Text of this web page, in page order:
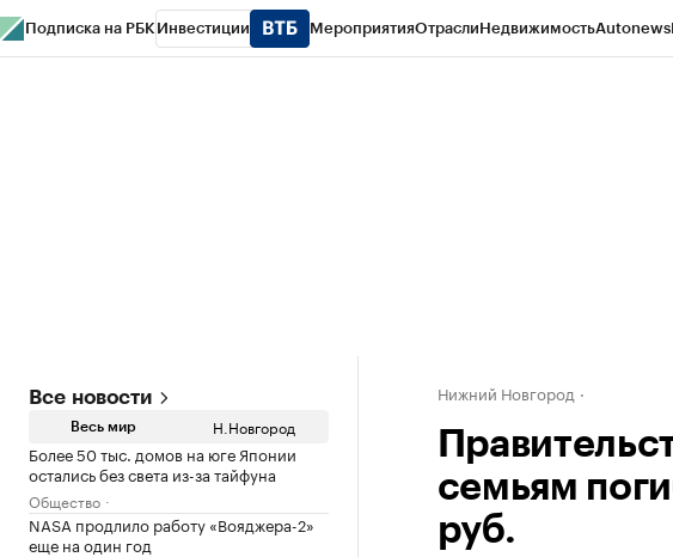
Подписка на РБК Инвестиции МероприятияОтраслиНедвижимостьAutonews
Все новости
Весь мир Н.Новгород
Более 50 тыс. домов на юге Японии
остались без света из-за тайфуна
Общество
NASA продлило работу «Вояджера-2»
еще на один год
Нижний Новгород
семьям
руб.